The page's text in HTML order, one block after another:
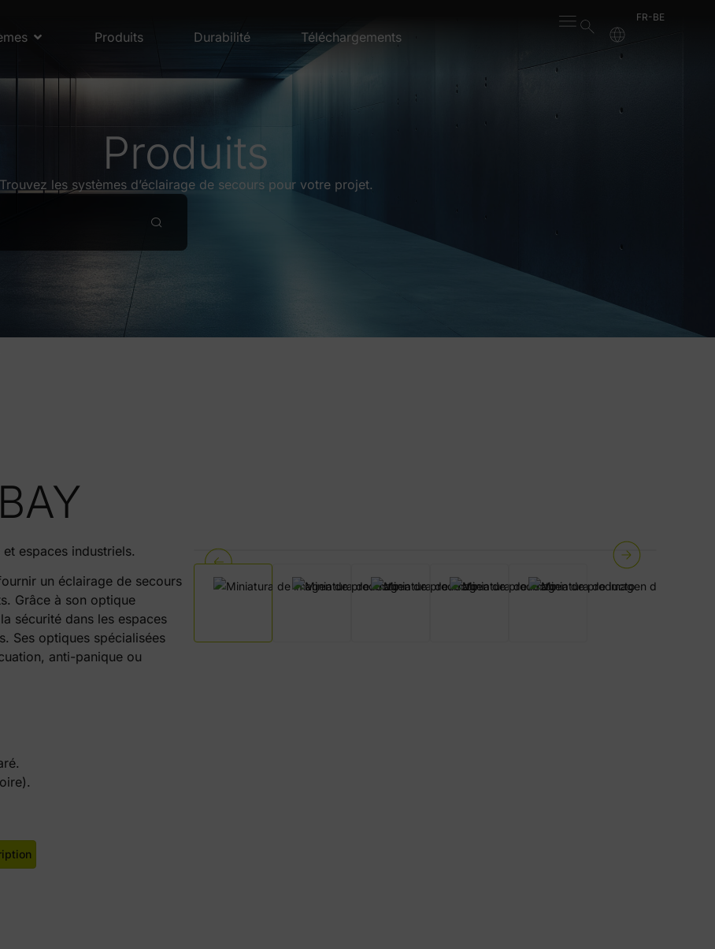
Produits Durabilité Téléchargements
FR-BE
Produits
Trouvez les systèmes d’éclairage de secours pour votre projet.
espaces industriels.
un éclairage de secours
Grâce à son optique
sécurité dans les espaces
Ses optiques spécialisées
anti-panique ou